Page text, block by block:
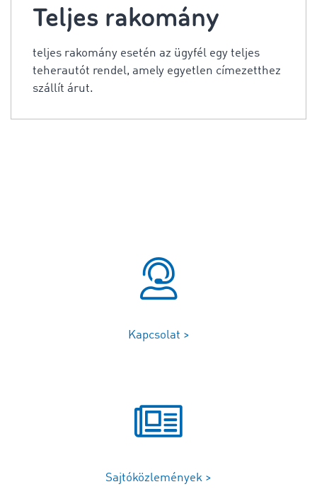
Teljes rakomány
teljes rakomány esetén az ügyfél egy teljes
teherautót rendel, amely egyetlen címezetthez
szállít árut.
Kapcsolat >
Sajtóközlemények >